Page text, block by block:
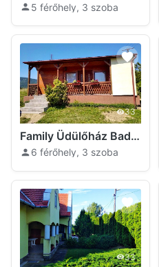
5 férőhely, 3 szoba
33
Family Üdülőház Badacsonytomaj
6 férőhely, 3 szoba
33